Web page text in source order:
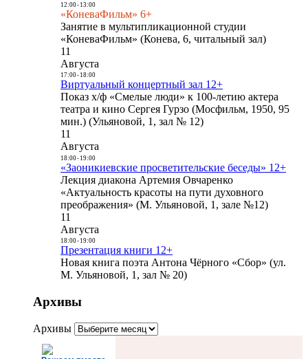
12:00- 13:00
«КоневаФильм» 6+
Занятие в мультипликационной студии
«КоневаФильм» (Конева, 6, читальный зал)
11
Августа
17:00- 18:00
Виртуальный концертный зал 12+
Показ х/ф «Смелые люди» к 100-летию актера
театра и кино Сергея Гурзо (Мосфильм, 1950, 95
мин.) (Ульяновой, 1, зал № 12)
11
Августа
18:00- 19:00
«Заоникиевские просветительские беседы» 12+
Лекция диакона Артемия Овчаренко
«Актуальность красоты на пути духовного
преображения» (М. Ульяновой, 1, зале №12)
11
Августа
18:00- 19:00
Презентация книги 12+
Новая книга поэта Антона Чёрного «Сбор» (ул.
М. Ульяновой, 1, зал № 20)
Архивы
Архивы